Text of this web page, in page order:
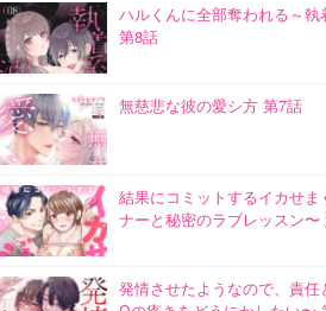
ハルくんに全部奪われる～
第8話
無慈悲な彼の愛シ方 第7話
結果にコミットするイカせ
ナーと秘密のラブレッスン〜
発情させたようなので、責